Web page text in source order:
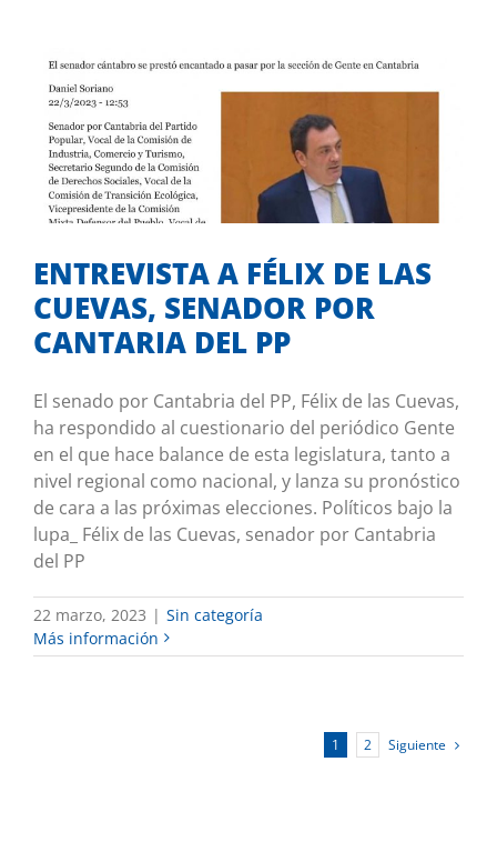
ENTREVISTA A FÉLIX DE LAS CUEVAS,
SENADOR POR CANTARIA DEL PP
Sin categoría
ENTREVISTA A FÉLIX DE LAS
CUEVAS, SENADOR POR
CANTARIA DEL PP
El senado por Cantabria del PP, Félix de las Cuevas,
ha respondido al cuestionario del periódico Gente
en el que hace balance de esta legislatura, tanto a
nivel regional como nacional, y lanza su pronóstico
de cara a las próximas elecciones. Políticos bajo la
lupa_ Félix de las Cuevas, senador por Cantabria
del PP
22 marzo, 2023 | Sin categoría
Más información
1 2 Siguiente